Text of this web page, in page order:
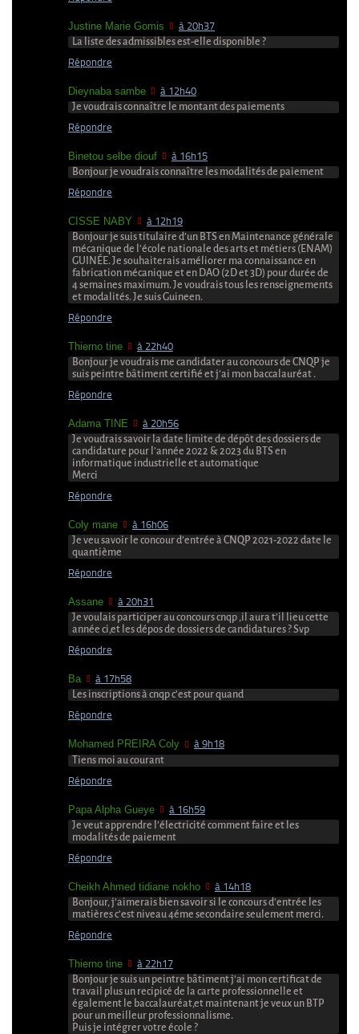
Justine Marie Gomis à 20h37
La liste des admissibles est-elle disponible ?
Répondre
Dieynaba sambe à 12h40
Je voudrais connaître le montant des paiements
Répondre
Binetou selbe diouf à 16h15
Bonjour je voudrais connaître les modalités de paiement
Répondre
CISSE NABY à 12h19
Bonjour je suis titulaire d’un BTS en Maintenance générale
mécanique de l’école nationale des arts et métiers (ENAM)
GUINÉE. Je souhaiterais améliorer ma connaissance en
fabrication mécanique et en DAO (2D et 3D) pour durée de
4 semaines maximum. Je voudrais tous les renseignements
et modalités. Je suis Guineen.
Répondre
Thierno tine à 22h40
Bonjour je voudrais me candidater au concours de CNQP je
suis peintre bâtiment certifié et j’ai mon baccalauréat .
Répondre
Adama TINE à 20h56
Je voudrais savoir la date limite de dépôt des dossiers de
candidature pour l’année 2022 & 2023 du BTS en
informatique industrielle et automatique
Merci
Répondre
Coly mane à 16h06
Je veu savoir le concour d’entrée à CNQP 2021-2022 date le
quantième
Répondre
Assane à 20h31
Je voulais participer au concours cnqp ,il aura t’il lieu cette
année ci,et les dépos de dossiers de candidatures ? Svp
Répondre
Ba à 17h58
Les inscriptions à cnqp c’est pour quand
Répondre
Mohamed PREIRA Coly à 9h18
Tiens moi au courant
Répondre
Papa Alpha Gueye à 16h59
Je veut apprendre l’électricité comment faire et les
modalités de paiement
Répondre
Cheikh Ahmed tidiane nokho à 14h18
Bonjour, j’aimerais bien savoir si le concours d’entrée les
matières c’est niveau 4éme secondaire seulement merci.
Répondre
Thierno tine à 22h17
Bonjour je suis un peintre bâtiment j’ai mon certificat de
travail plus un recipicé de la carte professionnelle et
également le baccalauréat,et maintenant je veux un BTP
pour un meilleur professionnalisme.
Puis je intégrer votre école ?